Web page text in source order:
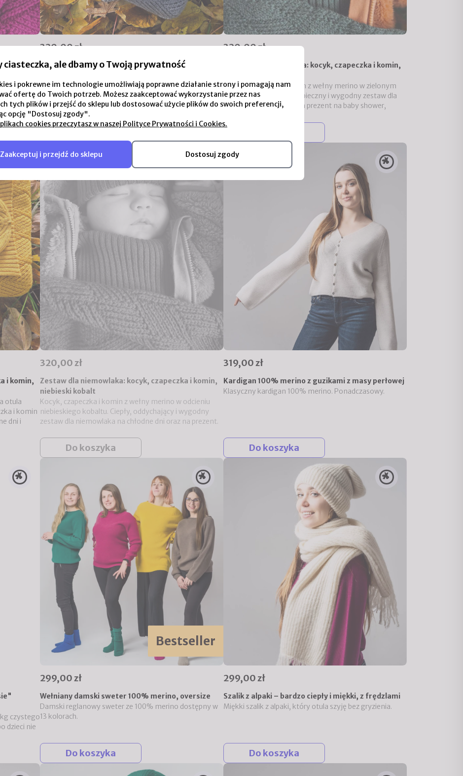
spacery i
320,00 zł
Zestaw prezentowy dla noworodka – kocyk,
Kocyk, czapeczka i komin z wełny merino – naturalny,
bezpieczny i wygodny zestaw dla malucha. Dobry wybór
na prezent z okazji baby shower, chrzcin lub pierwszych
odwiedzin.
320,00 zł
Zestaw dla niemowlaka: kocyk, czapeczka i komin,
Kocyk, czapeczka i komin z wełny merino w zielonym
kolorze – naturalny, bezpieczny i wygodny zestaw dla
malucha. Dobry wybór na prezent na baby shower,
i komin,
otula
i komin
dni i
320,00 zł
Zestaw dla niemowlaka: kocyk, czapeczka i komin,
niebieski kobalt
Kocyk, czapeczka i komin z wełny merino w odcieniu
niebieskiego kobaltu. Ciepły, oddychający i wygodny
zestaw dla niemowlaka na chłodne dni oraz na prezent.
Do koszyka
319,00 zł
Kardigan 100% merino z guzikami z masy perłowej
Klasyczny kardigan 100% merino. Ponadczasowy.
Do koszyka
czystego
dzieci nie
Bestseller
299,00 zł
Wełniany damski sweter 100% merino, oversize
Damski reglanowy sweter ze 100% merino dostępny w
13 kolorach.
Do koszyka
299,00 zł
Szalik z alpaki – bardzo ciepły i miękki, z frędzlami
Miękki szalik z alpaki, który otula szyję bez gryzienia.
Do koszyka
ciasteczka, ale dbamy o Twoją prywatność
i pokrewne im technologie umożliwiają poprawne działanie strony i pomagają nam
ofertę do Twoich potrzeb. Możesz zaakceptować wykorzystanie przez nas
tych plików i przejść do sklepu lub dostosować użycie plików do swoich preferencji,
opcję "Dostosuj zgody".
cookies przeczytasz w naszej Polityce Prywatności i Cookies.
Zaakceptuj i przejdź do sklepu Dostosuj zgody